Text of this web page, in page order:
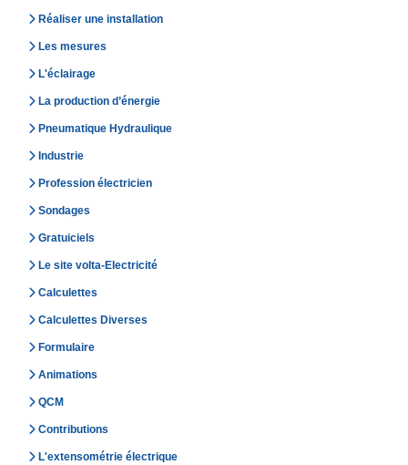
Réaliser une installation
Les mesures
L'éclairage
La production d’énergie
Pneumatique Hydraulique
Industrie
Profession électricien
Sondages
Gratuiciels
Le site volta-Electricité
Calculettes
Calculettes Diverses
Formulaire
Animations
QCM
Contributions
L'extensométrie électrique